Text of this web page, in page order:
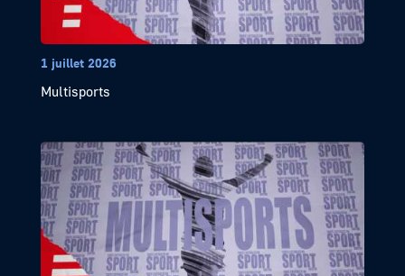
1 juillet 2026
Multisports